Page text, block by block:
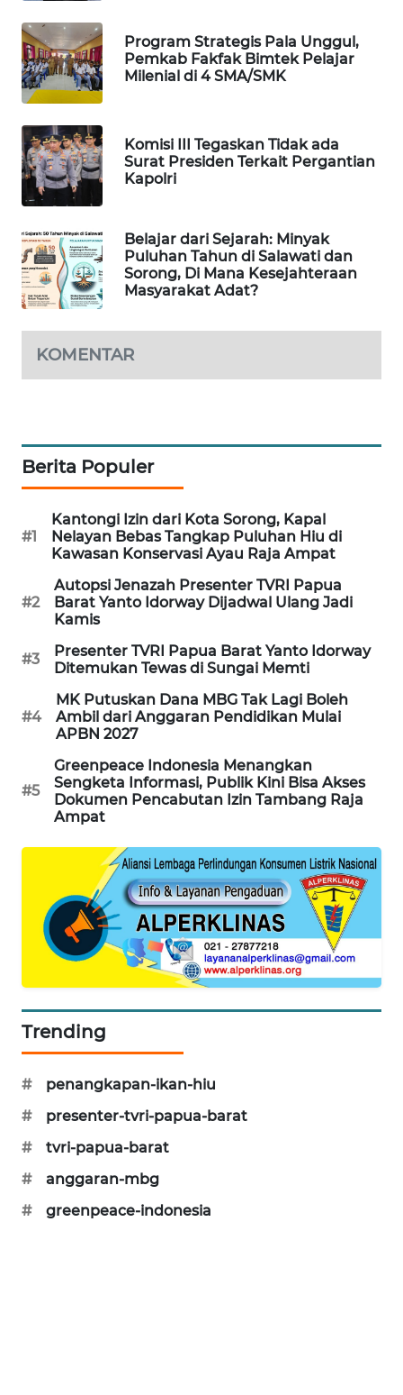
Program Strategis Pala Unggul,
Pemkab Fakfak Bimtek Pelajar
Milenial di 4 SMA/SMK
Komisi III Tegaskan Tidak ada
Surat Presiden Terkait Pergantian
Kapolri
Belajar dari Sejarah: Minyak
Puluhan Tahun di Salawati dan
Sorong, Di Mana Kesejahteraan
Masyarakat Adat?
KOMENTAR
Berita Populer
#1
Kantongi Izin dari Kota Sorong, Kapal
Nelayan Bebas Tangkap Puluhan Hiu di
Kawasan Konservasi Ayau Raja Ampat
#2
Autopsi Jenazah Presenter TVRI Papua
Barat Yanto Idorway Dijadwal Ulang Jadi
Kamis
#3
Presenter TVRI Papua Barat Yanto Idorway
Ditemukan Tewas di Sungai Memti
#4
MK Putuskan Dana MBG Tak Lagi Boleh
Ambil dari Anggaran Pendidikan Mulai
APBN 2027
#5
Greenpeace Indonesia Menangkan
Sengketa Informasi, Publik Kini Bisa Akses
Dokumen Pencabutan Izin Tambang Raja
Ampat
Trending
#
penangkapan-ikan-hiu
#
presenter-tvri-papua-barat
#
tvri-papua-barat
#
anggaran-mbg
#
greenpeace-indonesia
MKLI
LPKKI
KOPEKLIN
KONSUMEN
FORWAMKI
ALPERKLINAS
FORJASIDA
NEWS
SITUNGIR
NEWS
SIDIKALANG
NEWS
SIBARAGAS
NEWS
METRO
SIANTAR
NEWS
METRO
MEDAN
NEWS
NEWS
KRT
KARING
NEWS
JURNAL
HUMBANG
GARONGGANG